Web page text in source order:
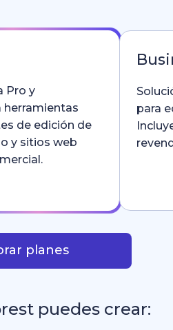
Pro y
herramientas
de edición de
y sitios web
para
planes
puedes crear: